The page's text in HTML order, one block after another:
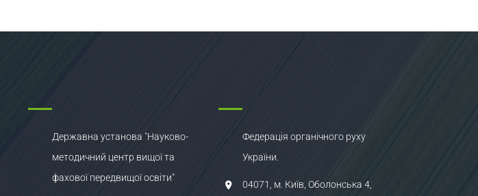
Державна установа "Науково-
методичний центр вищої та
фахової передвищої освіти"
Федерація органічного руху
України.
04071, м. Київ, Оболонська 4,